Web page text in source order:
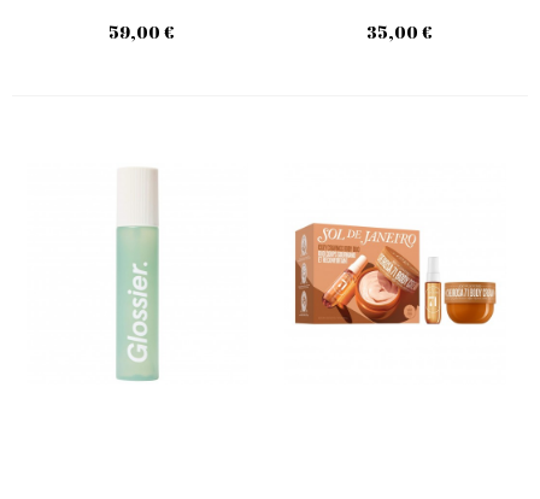
59,00 € 35,00 €